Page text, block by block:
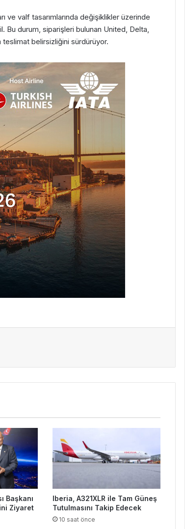
ve valf tasarımlarında değişiklikler üzerinde
Bu durum, siparişleri bulunan United, Delta,
belirsizliğini sürdürüyor.
Başkanı
Ziyaret
Iberia, A321XLR ile Tam Güneş
Tutulmasını Takip Edecek
10 saat önce